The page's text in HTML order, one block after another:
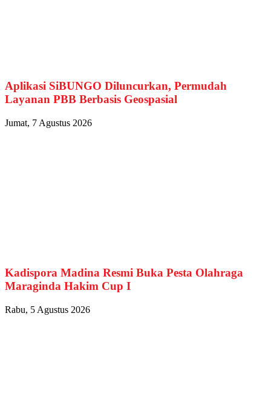
Aplikasi SiBUNGO Diluncurkan, Permudah
Layanan PBB Berbasis Geospasial
Jumat, 7 Agustus 2026
Kadispora Madina Resmi Buka Pesta Olahraga
Maraginda Hakim Cup I
Rabu, 5 Agustus 2026